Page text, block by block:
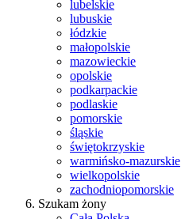
lubelskie
lubuskie
łódzkie
małopolskie
mazowieckie
opolskie
podkarpackie
podlaskie
pomorskie
śląskie
świętokrzyskie
warmińsko-mazurskie
wielkopolskie
zachodniopomorskie
Szukam żony